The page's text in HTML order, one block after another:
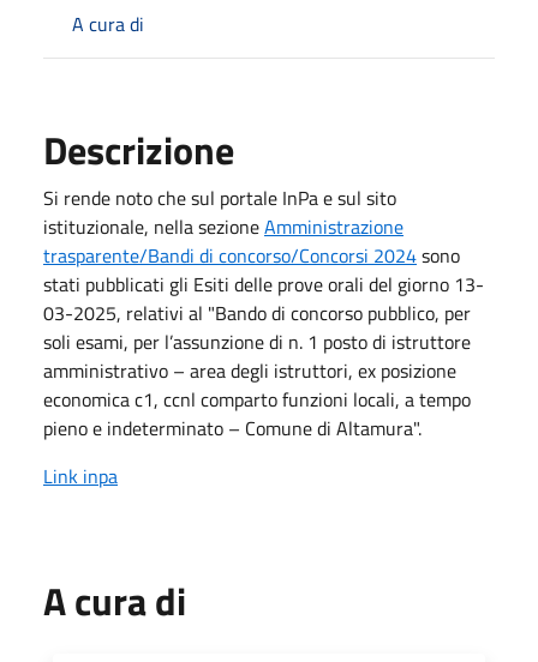
A cura di
Descrizione
Si rende noto che sul portale InPa e sul sito
istituzionale, nella sezioneAmministrazione
trasparente/Bandi di concorso/Concorsi 2024sono
stati pubblicati gli Esiti delle prove orali del giorno 13-
03-2025, relativi al "Bando di concorso pubblico, per
soli esami, per l’assunzione di n. 1 posto di istruttore
amministrativo – area degli istruttori, ex posizione
economica c1, ccnl comparto funzioni locali, a tempo
pieno e indeterminato – Comune di Altamura".
Link inpa
A cura di